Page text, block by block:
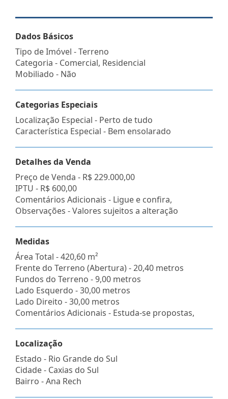
Dados Básicos
Tipo de Imóvel - Terreno
Categoria - Comercial, Residencial
Mobiliado - Não
Categorias Especiais
Localização Especial - Perto de tudo
Característica Especial - Bem ensolarado
Detalhes da Venda
Preço de Venda - R$ 229.000,00
IPTU - R$ 600,00
Comentários Adicionais - Ligue e confira,
Observações - Valores sujeitos a alteração
Medidas
Área Total - 420,60 m²
Frente do Terreno (Abertura) - 20,40 metros
Fundos do Terreno - 9,00 metros
Lado Esquerdo - 30,00 metros
Lado Direito - 30,00 metros
Comentários Adicionais - Estuda-se propostas,
Localização
Estado - Rio Grande do Sul
Cidade - Caxias do Sul
Bairro -Ana Rech